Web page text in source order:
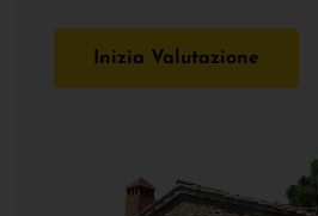
Inizia Valutazione